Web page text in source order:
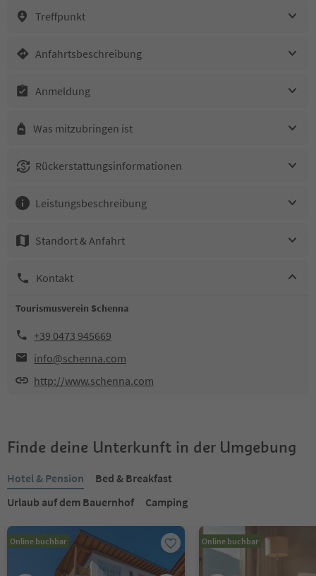
Treffpunkt
Anfahrtsbeschreibung
Anmeldung
Was mitzubringen ist
Rückerstattungsinformationen
Leistungsbeschreibung
Standort & Anfahrt
Kontakt
Tourismusverein Schenna
+39 0473 945669
info@schenna.com
http://www.schenna.com
Finde deine Unterkunft in der Umgebung
Hotel & Pension
Bed & Breakfast
Urlaub auf dem Bauernhof
Camping
Online buchbar Online buchbar